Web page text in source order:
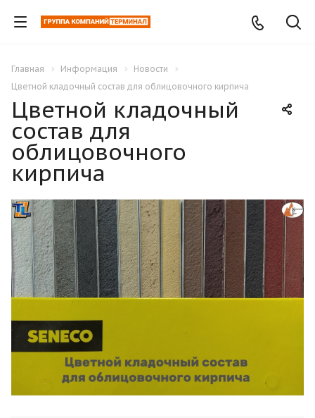
Главная Информация
Новости
Цветной кладочный состав для облицовочного кирпича
Цветной кладочный
состав для
облицовочного
кирпича